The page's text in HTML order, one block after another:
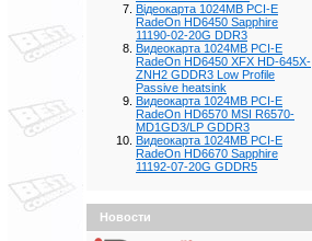
Відеокарта 1024MB PCI-E
RadeOn HD6450 Sapphire
11190-02-20G DDR3
Видеокарта 1024MB PCI-E
RadeOn HD6450 XFX HD-645X-
ZNH2 GDDR3 Low Profile
Passive heatsink
Видеокарта 1024MB PCI-E
RadeOn HD6570 MSI R6570-
MD1GD3/LP GDDR3
Видеокарта 1024MB PCI-E
RadeOn HD6670 Sapphire
11192-07-20G GDDR5
Новости